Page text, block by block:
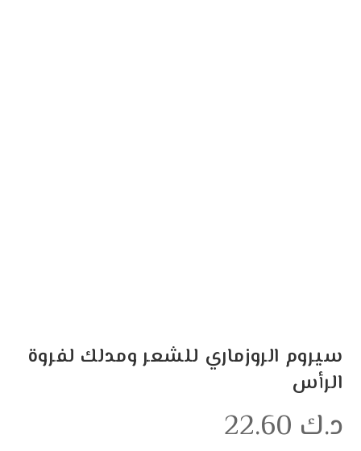
سيروم الروزماري للشعر ومدلك لفروة
الرأس
د.ك